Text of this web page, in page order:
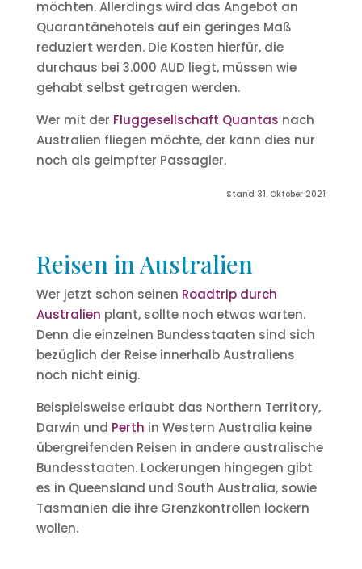
möchten. Allerdings wird das Angebot an
Quarantänehotels auf ein geringes Maß
reduziert werden. Die Kosten hierfür, die
durchaus bei 3.000 AUD liegt, müssen wie
gehabt selbst getragen werden.
Wer mit der Fluggesellschaft Quantas nach
Australien fliegen möchte, der kann dies nur
noch als geimpfter Passagier.
Stand 31. Oktober 2021
Reisen in Australien
Wer jetzt schon seinen Roadtrip durch
Australien plant, sollte noch etwas warten.
Denn die einzelnen Bundesstaaten sind sich
bezüglich der Reise innerhalb Australiens
noch nicht einig.
Beispielsweise erlaubt das Northern Territory,
Darwin und Perth in Western Australia keine
übergreifenden Reisen in andere australische
Bundesstaaten. Lockerungen hingegen gibt
es in Queensland und South Australia, sowie
Tasmanien die ihre Grenzkontrollen lockern
wollen.